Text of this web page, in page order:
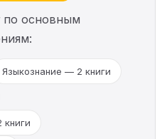
по основным
Языкознание — 2 книги